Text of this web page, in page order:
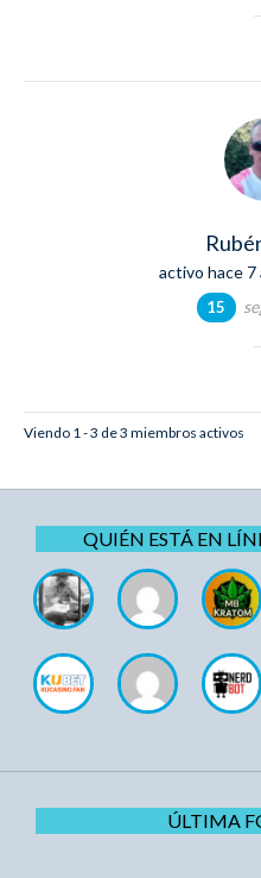
activo hace 7
15
Viendo 1 - 3 de 3 miembros activos
QUIÉN ESTÁ EN
ÚLTIMA